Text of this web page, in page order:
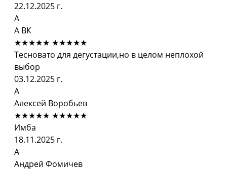
22.12.2025 г.
А
А ВК
★★★★★ ★★★★★
Тесновато для дегустации,но в целом неплохой
выбор
03.12.2025 г.
А
Алексей Воробьев
★★★★★ ★★★★★
Имба
18.11.2025 г.
А
Андрей Фомичев